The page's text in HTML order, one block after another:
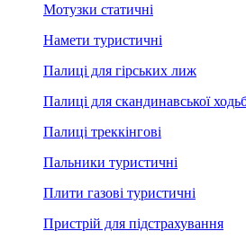
Мотузки статичні
Намети туристичні
Палиці для гірських лиж
Палиці для скандинавської
Палиці треккінгові
Пальники туристичні
Плити газові туристичні
Пристрій для підстрахування